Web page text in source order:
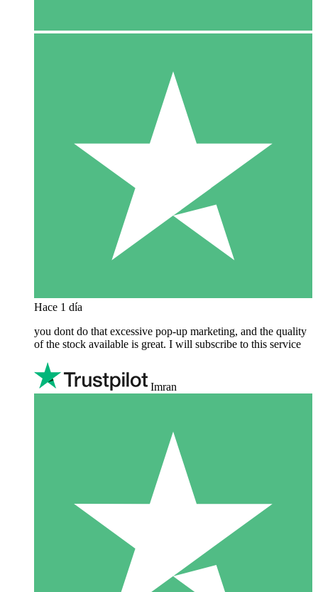
Hace 1 día
you dont do that excessive pop-up marketing, and the quality
of the stock available is great. I will subscribe to this service
Imran